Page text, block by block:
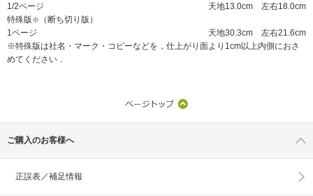
1/2ページ
天地13.0cm 左右18.0cm
特殊版※
（断ち切り版）
1ページ
天地30.3cm 左右21.6cm
※特殊版は社名・マーク・コピーなどを，仕上がり面より1cm以上内側におさ
めてください．
ご購入のお客様へ
正誤表／補足情報